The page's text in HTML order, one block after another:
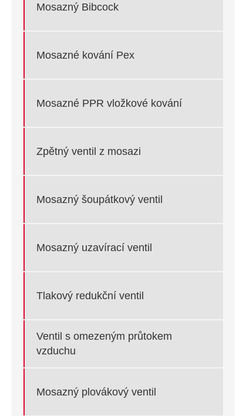
Mosazný Bibcock
Mosazné kování Pex
Mosazné PPR vložkové kování
Zpětný ventil z mosazi
Mosazný šoupátkový ventil
Mosazný uzavírací ventil
Tlakový redukční ventil
Ventil s omezeným průtokem
vzduchu
Mosazný plovákový ventil